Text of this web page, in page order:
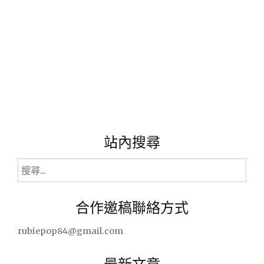
站內搜尋
搜
尋
合作邀稿聯絡方式
rubiepop84@gmail.com